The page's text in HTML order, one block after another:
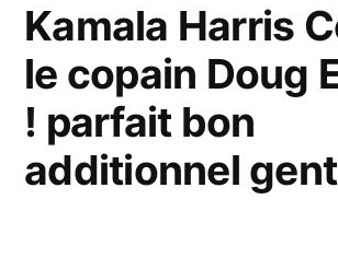
Kamala Harris
le copain Doug
! parfait bon
additionnel